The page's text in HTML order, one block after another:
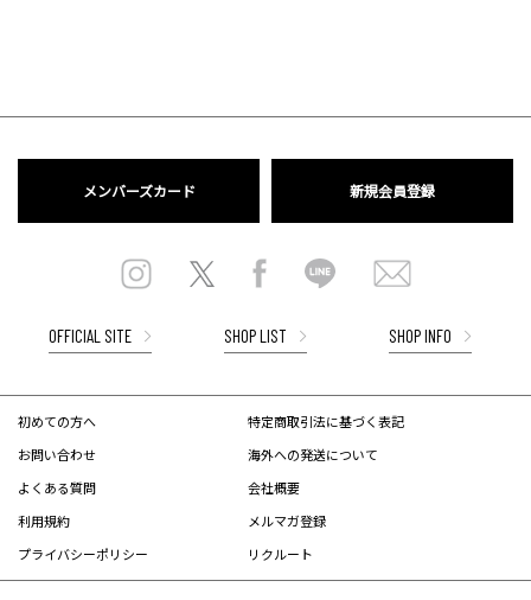
メンバーズカード 新規会員登録
OFFICIAL SITE SHOP LIST SHOP INFO
初めての方へ
お問い合わせ
よくある質問
利用規約
プライバシーポリシー
特定商取引法に基づく表記
海外への発送について
会社概要
メルマガ登録
リクルート